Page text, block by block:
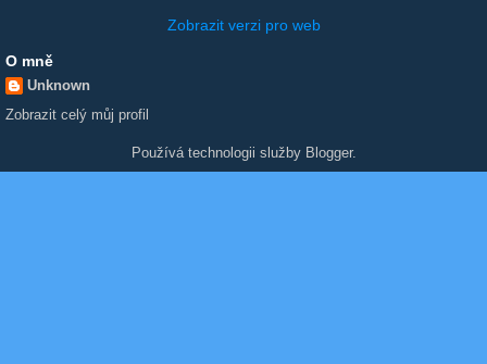
Zobrazit verzi pro web
O mně
Unknown
Zobrazit celý můj profil
Používá technologii služby Blogger.